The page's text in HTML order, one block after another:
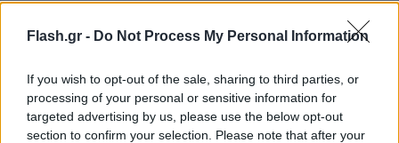
Flash.gr - Do Not Process My Personal Information
If you wish to opt-out of the sale, sharing to third parties, or
processing of your personal or sensitive information for
targeted advertising by us, please use the below opt-out
section to confirm your selection. Please note that after your